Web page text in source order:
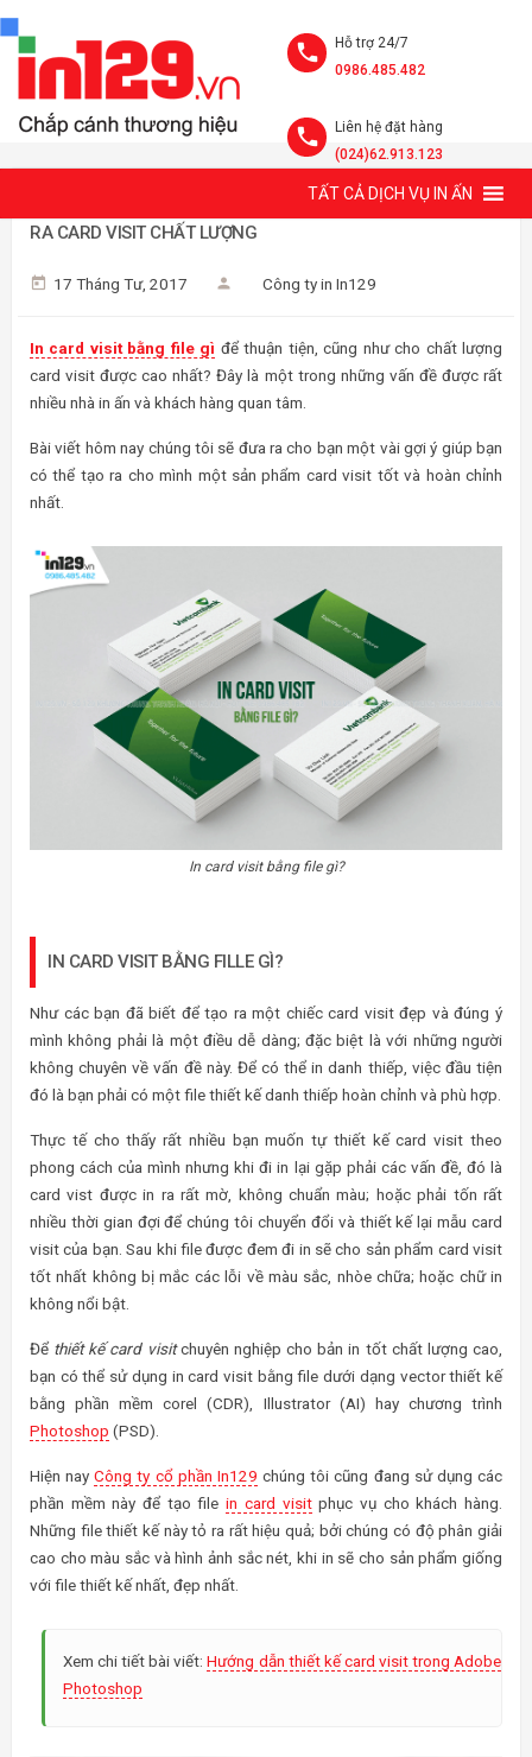
Hỗ trợ 24/7
0986.485.482
Liên hệ đặt hàng
(024)62.913.123
TẤT CẢ DỊCH VỤ IN ẤN
IN CARD VISIT BẰNG FILE GÌ ĐỂ THUẬN TIỆN IN ẤN VÀ CHO
RA CARD VISIT CHẤT LƯỢNG
17 Tháng Tư, 2017 Công ty in In129
In card visit bằng file gì để thuận tiện, cũng như cho chất lượng
card visit được cao nhất? Đây là một trong những vấn đề được rất
nhiều nhà in ấn và khách hàng quan tâm.
Bài viết hôm nay chúng tôi sẽ đưa ra cho bạn một vài gợi ý giúp bạn
có thể tạo ra cho mình một sản phẩm card visit tốt và hoàn chỉnh
nhất.
In card visit bằng file gì?
IN CARD VISIT BẰNG FILLE GÌ?
Như các bạn đã biết để tạo ra một chiếc card visit đẹp và đúng ý
mình không phải là một điều dễ dàng; đặc biệt là với những người
không chuyên về vấn đề này. Để có thể in danh thiếp, việc đầu tiện
đó là bạn phải có một file thiết kế danh thiếp hoàn chỉnh và phù hợp.
Thực tế cho thấy rất nhiều bạn muốn tự thiết kế card visit theo
phong cách của mình nhưng khi đi in lại gặp phải các vấn đề, đó là
card vist được in ra rất mờ, không chuẩn màu; hoặc phải tốn rất
nhiều thời gian đợi để chúng tôi chuyển đổi và thiết kế lại mẫu card
visit của bạn. Sau khi file được đem đi in sẽ cho sản phẩm card visit
tốt nhất không bị mắc các lỗi về màu sắc, nhòe chữa; hoặc chữ in
không nổi bật.
Để thiết kế card visitchuyên nghiệp cho bản in tốt chất lượng cao,
bạn có thể sử dụng in card visit bằng file dưới dạng vector thiết kế
bằng phần mềm corel (CDR), Illustrator (AI) hay chương trình
Photoshop (PSD).
Hiện nayCông ty cổ phần In129 chúng tôi cũng đang sử dụng các
phần mềm này để tạo filein card visitphục vụ cho khách hàng.
Những file thiết kế này tỏ ra rất hiệu quả; bởi chúng có độ phân giải
cao cho màu sắc và hình ảnh sắc nét, khi in sẽ cho sản phẩm giống
với file thiết kế nhất, đẹp nhất.
Xem chi tiết bài viết:Hướng dẫn thiết kế card visit trong Adobe
Photoshop